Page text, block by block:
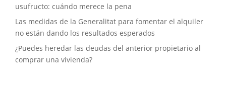
usufructo: cuándo merece la pena
Las medidas de la Generalitat para fomentar el alquiler
no están dando los resultados esperados
¿Puedes heredar las deudas del anterior propietario al
comprar una vivienda?